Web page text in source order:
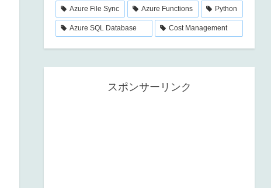
Azure File Sync Azure Functions Python
Azure SQL Database Cost Management
スポンサーリンク